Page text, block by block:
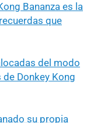
Bananza es la
que
del modo
Donkey Kong
su propia